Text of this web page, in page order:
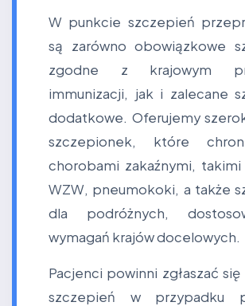
W punkcie szczepień
są zarówno obowiązkowe
zgodne z krajowym
immunizacji, jak i zalecane
dodatkowe. Oferujemy
szczepionek, które
chorobami zakaźnymi,
WZW, pneumokoki, a także
dla podróżnych,
wymagań krajów docelowych.
Pacjenci powinni zgłaszać
szczepień w przypadku